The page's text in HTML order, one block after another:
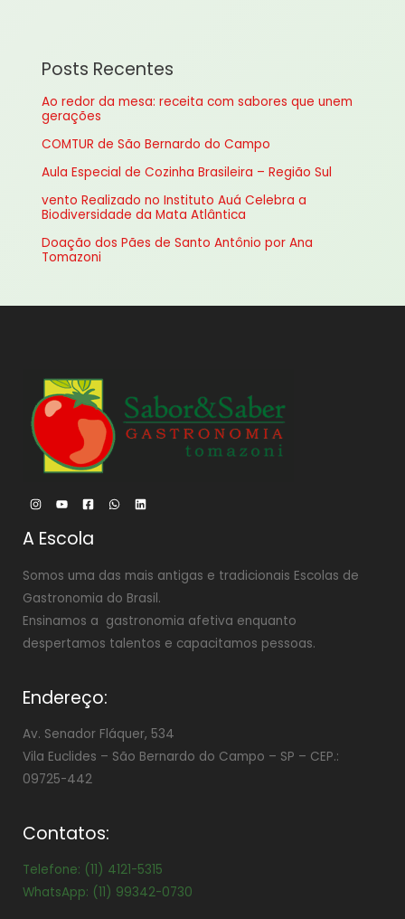
i
s
a
r
p
o
:
Posts Recentes
Ao redor da mesa: receita com sabores que unem
gerações
COMTUR de São Bernardo do Campo
Aula Especial de Cozinha Brasileira – Região Sul
vento Realizado no Instituto Auá Celebra a
Biodiversidade da Mata Atlântica
Doação dos Pães de Santo Antônio por Ana
Tomazoni
A Escola
Somos uma das mais antigas e tradicionais Escolas de
Gastronomia do Brasil.
Ensinamos a gastronomia afetiva enquanto
despertamos talentos e capacitamos pessoas.
Endereço:
Av. Senador Fláquer, 534
Vila Euclides – São Bernardo do Campo – SP – CEP.:
09725-442
Contatos:
Telefone: (11) 4121-5315
WhatsApp: (11) 99342-0730